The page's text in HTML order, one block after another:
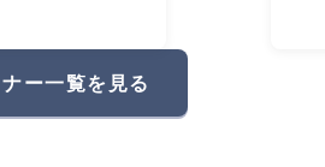
ー一覧を見る